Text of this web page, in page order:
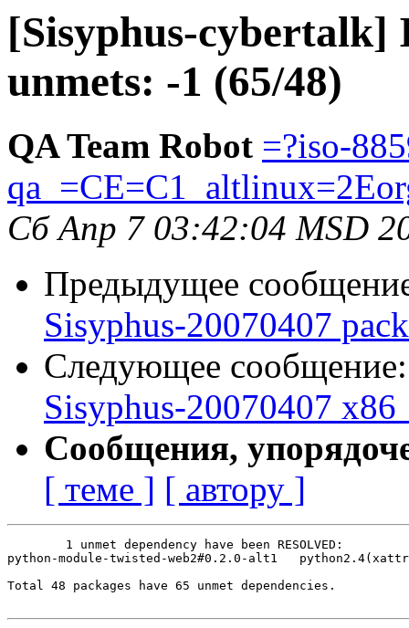
[Sisyphus-cybertalk]
unmets: -1 (65/48)
QA Team Robot =?iso-
Сб Апр 7 03:42:04 MSD
Предыдущее
Sisyphus-20070407
Следующее
Sisyphus-20070407
Сообщения,
[ теме ] [ автору ]
python-module-twisted-web2#0.2.0-alt1	python2.4(xattr)
Total 48 packages have 65 unmet dependencies.